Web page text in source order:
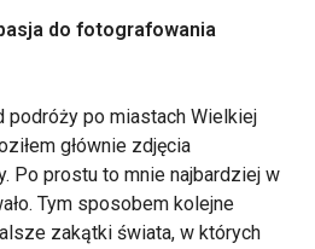
do fotografowania
podróży po miastach Wielkiej
głównie zdjęcia
Po prostu to mnie najbardziej w
Tym sposobem kolejne
zakątki świata, w których